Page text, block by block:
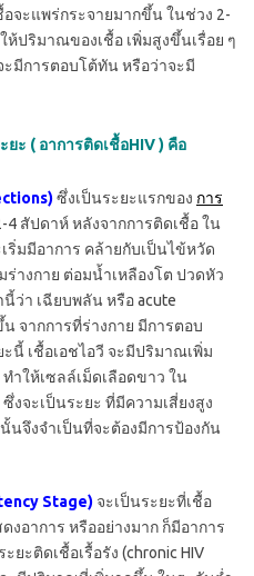
อจะแพร่กระจายมากขึ้น ในช่วง 2-
ห้ปริมาณของเชื้อ เพิ่มสูงขึ้นเรื่อย ๆ
มีการตอบโต้ทัน หรือว่าจะมี
ยะ ( อาการติดเชื้อHIV) คือ
ซึ่งเป็นระยะแรกของ การ
4 สัปดาห์ หลังจากการติดเชื้อ ใน
ริ่มมีอาการ คล้ายกับเป็นไข้หวัด
างกาย ต่อมน้ำเหลืองโต ปวดหัว
ว่า เฉียบพลัน หรือ acute
น จากการที่ร่างกาย มีการตอบ
นี้ เชื้อเอชไอวี จะมีปริมาณเพิ่ม
ำให้เซลล์เม็ดเลือดขาว ใน
งจะเป็นระยะ ที่มีความเสี่ยงสูง
นจึงจำเป็นที่จะต้องมีการป้องกัน
Stage) จะเป็นระยะที่เชื้อ
งอาการ หรืออย่างมาก ก็มีอาการ
ยะติดเชื้อเรื้อรัง (chronic HIV